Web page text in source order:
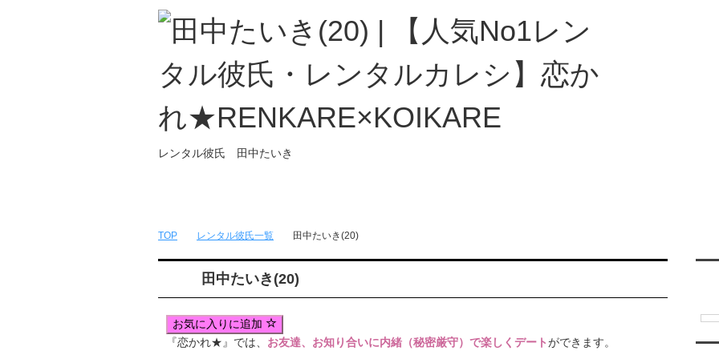
レンタル彼氏 田中たいき
TOP レンタル彼氏一覧 田中たいき(20)
田中たいき(20)
お気に入りに追加
『恋かれ★』では、 お友達、お知り合いに内緒（秘密厳守）で楽しくデートができます。